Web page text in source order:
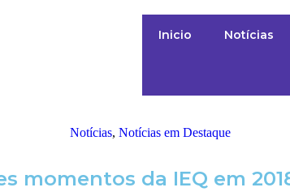
Inicio Notícias
Notícias, Notícias em Destaque
momentos da IEQ em